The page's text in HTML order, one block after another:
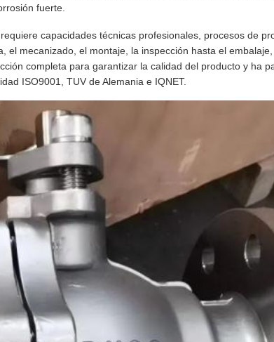
fuerte.
capacidades técnicas profesionales, procesos de
el mecanizado, el montaje, la inspección hasta el
completa para garantizar la calidad del producto y ha
ISO9001, TUV de Alemania e IQNET.